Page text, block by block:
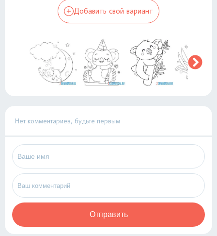
Добавить свой вариант
Нет комментариев, будьте первым
Отправить